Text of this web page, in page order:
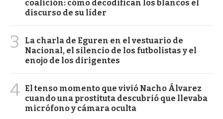
coalición: cómo decodifican los blancos el
discurso de su líder
3
La charla de Eguren en el vestuario de
Nacional, el silencio de los futbolistas y el
enojo de los dirigentes
4 El tenso momento que vivió Nacho Álvarez
cuando una prostituta descubrió que llevaba
micrófono y cámara oculta